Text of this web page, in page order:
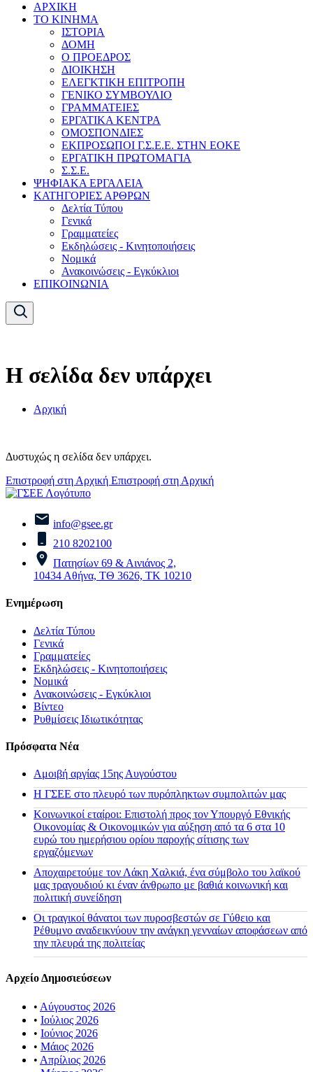
ΑΡΧΙΚΗ
ΤΟ ΚΙΝΗΜΑ
ΙΣΤΟΡΙΑ
ΔΟΜΗ
Ο ΠΡΟΕΔΡΟΣ
ΔΙΟΙΚΗΣΗ
ΕΛΕΓΚΤΙΚΗ ΕΠΙΤΡΟΠΗ
ΓΕΝΙΚΟ ΣΥΜΒΟΥΛΙΟ
ΓΡΑΜΜΑΤΕΙΕΣ
ΕΡΓΑΤΙΚΑ ΚΕΝΤΡΑ
ΟΜΟΣΠΟΝΔΙΕΣ
ΕΚΠΡΟΣΩΠΟΙ Γ.Σ.Ε.Ε. ΣΤΗΝ ΕΟΚΕ
ΕΡΓΑΤΙΚΗ ΠΡΩΤΟΜΑΓΙΑ
Σ.Σ.Ε.
ΨΗΦΙΑΚΑ ΕΡΓΑΛΕΙΑ
ΚΑΤΗΓΟΡΙΕΣ ΑΡΘΡΩΝ
Δελτία Τύπου
Γενικά
Γραμματείες
Εκδηλώσεις - Κινητοποιήσεις
Νομικά
Ανακοινώσεις - Εγκύκλιοι
ΕΠΙΚΟΙΝΩΝΙΑ
Η σελίδα δεν υπάρχει
Αρχική
Δυστυχώς η σελίδα δεν υπάρχει.
Επιστροφή στη Αρχική Επιστροφή στη Αρχική
info@gsee.gr
210 8202100
Πατησίων 69 & Αινιάνος 2,
10434 Αθήνα, ΤΘ 3626, ΤΚ 10210
Ενημέρωση
Δελτία Τύπου
Γενικά
Γραμματείες
Εκδηλώσεις - Κινητοποιήσεις
Νομικά
Ανακοινώσεις - Εγκύκλιοι
Βίντεο
Ρυθμίσεις Ιδιωτικότητας
Πρόσφατα Νέα
Αμοιβή αργίας 15ης Αυγούστου
H ΓΣΕΕ στο πλευρό των πυρόπληκτων συμπολιτών μας
Κοινωνικοί εταίροι: Επιστολή προς τον Υπουργό Εθνικής
Οικονομίας & Οικονομικών για αύξηση από τα 6 στα 10
ευρώ του ημερήσιου ορίου παροχής σίτισης των
εργαζόμενων
Αποχαιρετούμε τον Λάκη Χαλκιά, ένα σύμβολο του λαϊκού
μας τραγουδιού κι έναν άνθρωπο με βαθιά κοινωνική και
πολιτική συνείδηση
Οι τραγικοί θάνατοι των πυροσβεστών σε Γύθειο και
Ρέθυμνο αναδεικνύουν την ανάγκη γενναίων αποφάσεων από
την πλευρά της πολιτείας
Αρχείο Δημοσιεύσεων
• Αύγουστος 2026
• Ιούλιος 2026
• Ιούνιος 2026
• Μάιος 2026
• Απρίλιος 2026